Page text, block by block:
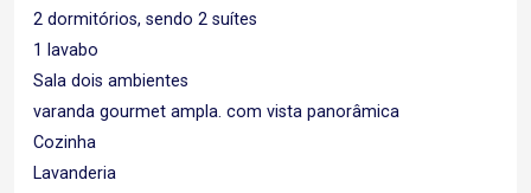
2 dormitórios, sendo 2 suítes
1 lavabo
Sala dois ambientes
varanda gourmet ampla. com vista panorâmica
Cozinha
Lavanderia